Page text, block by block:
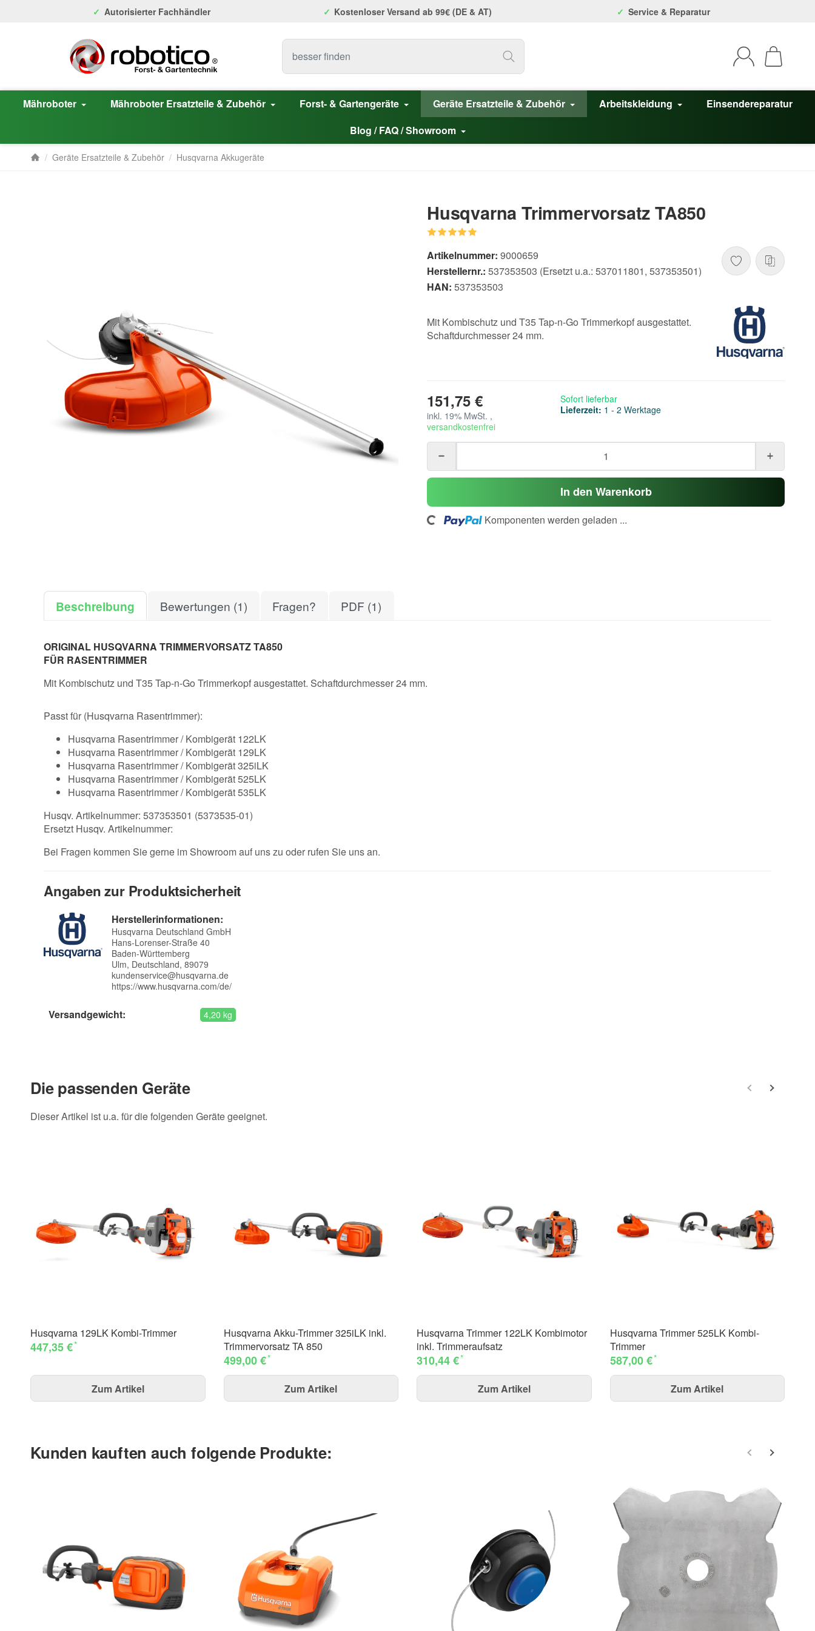
Autorisierter Fachhändler Kostenloser Versand ab 99€ (DE & AT) Service & Reparatur
Mähroboter Mähroboter Ersatzteile & Zubehör Forst- & Gartengeräte Geräte Ersatzteile & Zubehör Arbeitskleidung
Einsendereparatur
Blog / FAQ / Showroom
/ Geräte Ersatzteile & Zubehör / Husqvarna Akkugeräte
Husqvarna Trimmervorsatz TA850
Artikelnummer: 9000659
Herstellernr.: 537353503 (Ersetzt u.a.: 537011801, 537353501)
HAN: 537353503
Mit Kombischutz und T35 Tap-n-Go Trimmerkopf ausgestattet.
Schaftdurchmesser 24 mm.
151,75 €
inkl. 19% MwSt. ,
versandkostenfrei
Sofort lieferbar
Lieferzeit: 1 - 2 Werktage
In den Warenkorb
Loading... Komponenten werden geladen ...
Beschreibung Bewertungen (1) Fragen? PDF (1)
ORIGINAL HUSQVARNA TRIMMERVORSATZ TA850
FÜR RASENTRIMMER
Mit Kombischutz und T35 Tap-n-Go Trimmerkopf ausgestattet. Schaftdurchmesser 24 mm.
Passt für (Husqvarna Rasentrimmer):
Husqvarna Rasentrimmer / Kombigerät 122LK
Husqvarna Rasentrimmer / Kombigerät 129LK
Husqvarna Rasentrimmer / Kombigerät 325iLK
Husqvarna Rasentrimmer / Kombigerät 525LK
Husqvarna Rasentrimmer / Kombigerät 535LK
Husqv. Artikelnummer: 537353501 (5373535-01)
Ersetzt Husqv. Artikelnummer:
Bei Fragen kommen Sie gerne im Showroom auf uns zu oder rufen Sie uns an.
Angaben zur Produktsicherheit
Herstellerinformationen:
Husqvarna Deutschland GmbH
Hans-Lorenser-Straße 40
Baden-Württemberg
Ulm, Deutschland, 89079
kundenservice@husqvarna.de
https://www.husqvarna.com/de/
Versandgewicht: 4,20 kg
Die passenden Geräte
Dieser Artikel ist u.a. für die folgenden Geräte geeignet.
Husqvarna 129LK Kombi-Trimmer
447,35 €*
Zum Artikel
Husqvarna Akku-Trimmer 325iLK inkl.
Trimmervorsatz TA 850
499,00 €*
Zum Artikel
Husqvarna Trimmer 122LK Kombimotor
inkl. Trimmeraufsatz
310,44 €*
Zum Artikel
Husqvarna Trimmer 525LK Kombi-
Trimmer
587,00 €*
Zum Artikel
Kunden kauften auch folgende Produkte: